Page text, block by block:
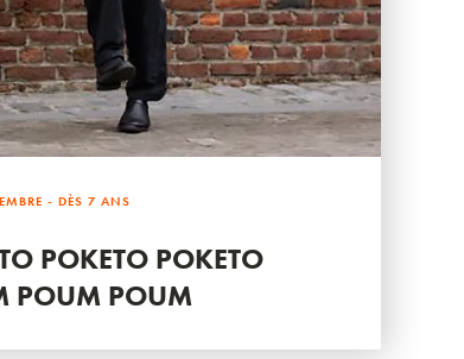
- DÈS 7 ANS
POKETO POKETO
POUM POUM